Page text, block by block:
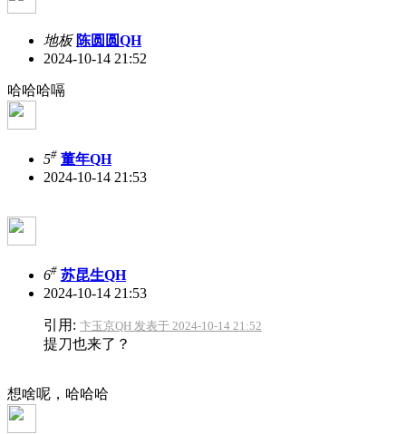
地板 陈圆圆QH
2024-10-14 21:52
哈哈哈嗝
5# 董年QH
2024-10-14 21:53
6# 苏昆生QH
2024-10-14 21:53
引用: 卞玉京QH 发表于 2024-10-14 21:52
提刀也来了？
想啥呢，哈哈哈